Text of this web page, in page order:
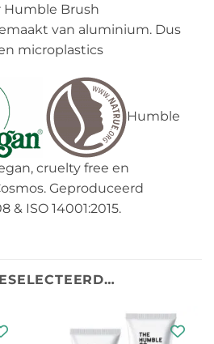
Humble Brush
van aluminium. Dus
microplastics
Humble
cruelty free en
Geproduceerd
& ISO 14001:2015.